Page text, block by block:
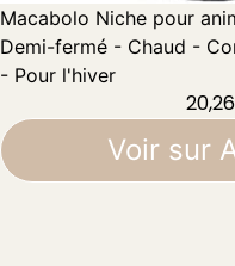
Macabolo Niche pour
Demi-fermé - Chaud -
- Pour l'hiver
20,26
Voir sur